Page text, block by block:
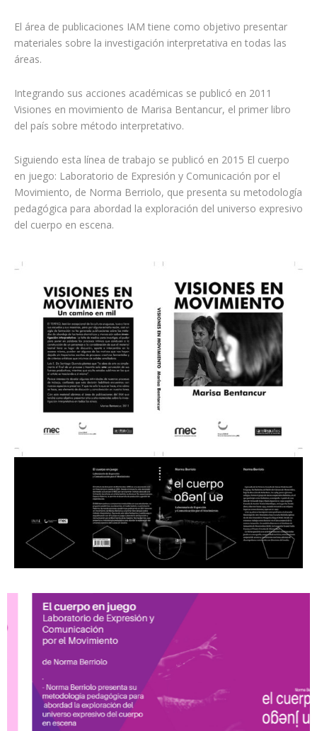
El área de publicaciones IAM tiene como objetivo presentar
materiales sobre la investigación interpretativa en todas las
áreas.
Integrando sus acciones académicas se publicó en 2011
Visiones en movimiento de Marisa Bentancur, el primer libro
del país sobre método interpretativo.
Siguiendo esta línea de trabajo se publicó en 2015 El cuerpo
en juego: Laboratorio de Expresión y Comunicación por el
Movimiento, de Norma Berriolo, que presenta su metodología
pedagógica para abordad la exploración del universo expresivo
del cuerpo en escena.